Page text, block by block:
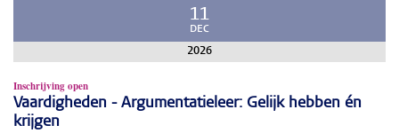
11
DEC
2026
Inschrijving open
Vaardigheden - Argumentatieleer: Gelijk hebben én
krijgen